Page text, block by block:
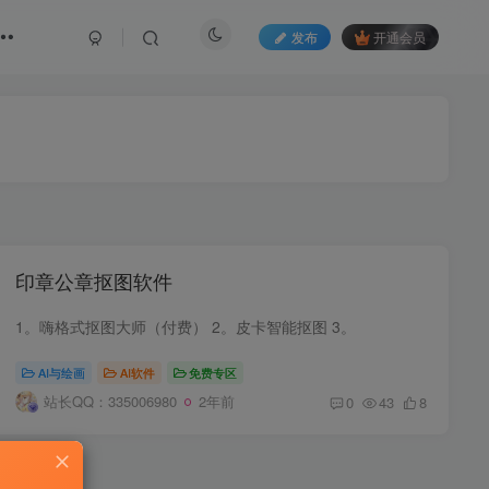
发布 开通会员
印章公章抠图软件
1。嗨格式抠图大师（付费） 2。皮卡智能抠图 3。
AI与绘画 AI软件 免费专区
站长QQ：335006980 2年前 0 43 8